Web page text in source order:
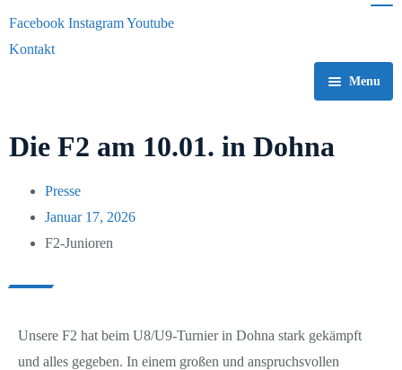
Facebook InstagramYoutube
Kontakt
Menu
Unser Verein
Platzbelegung
Neuigkeiten
2. Männer
Pfingstcup 2025
Geschichte
Die F2 am 10.01. in Dohna
Presse
Januar 17, 2026
F2-Junioren
Unsere F2 hat beim U8/U9-Turnier in Dohna stark gekämpft
und alles gegeben. In einem großen und anspruchsvollen